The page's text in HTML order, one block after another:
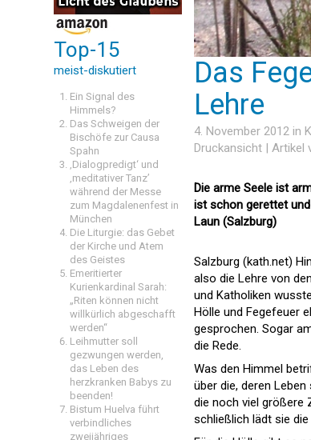
Top-15
meist-diskutiert
Ein Signal des
Himmels?
Das Schweigen der
Bischöfe zur Causa
Spahn
‚Dialogpredigt‘ und
‚meditativer Tanz’
während der Messe
zum Magdalenenfest in
München
Die Liturgie: das Gebet
der Kirche und Atem
des Geistes
Emeritierter
Kurienkardinal Sarah:
„Riten können nicht
willkürlich abgeschafft
werden“
Leihmutter soll
gezwungen werden,
das Leben des
herzkranken Babys zu
beenden!
Bistum Huelva führt
verbindliches
zweijähriges
Das
Lehre
4. November 2012 in
Druckansicht | Artikel
Die arme Seele ist
ist schon gerettet
Laun (Salzburg)
Salzburg (kath.net)
also die Lehre von
und Katholiken
Hölle und
gesprochen. Sogar
die Rede.
Was den Himmel
über die, deren
die noch viel größere
schließlich lädt sie